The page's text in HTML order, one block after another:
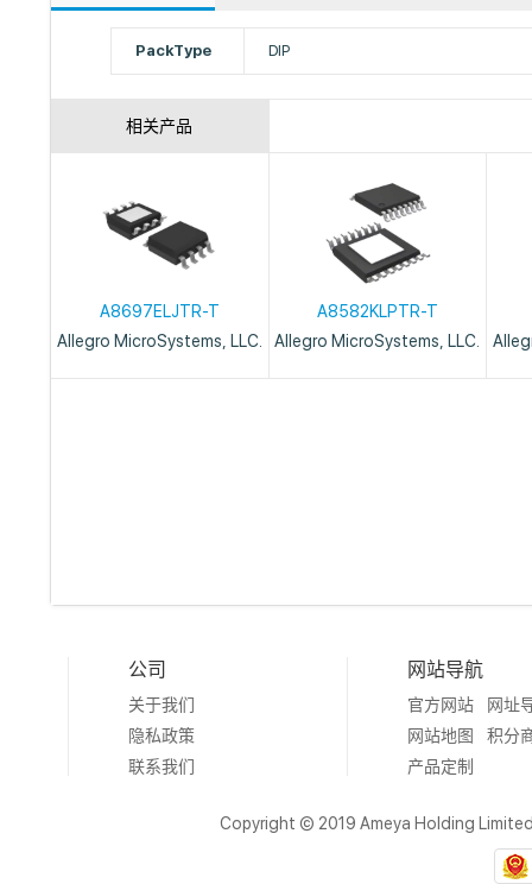
PackType DIP
相关产品
A8697ELJTR-T
Allegro MicroSystems, LLC.
A8582KLPTR-T
Allegro MicroSystems, LLC.
公司
关于我们
隐私政策
联系我们
网站导航
官方网站
网址
网站地图
积分
产品定制
Copyright © 2019 Ameya Holding